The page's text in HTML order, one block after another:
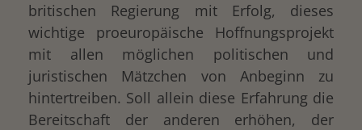
britischen Regierung mit Erfolg, dieses
wichtige proeuropäische Hoffnungsprojekt
mit allen möglichen politischen und
juristischen Mätzchen von Anbeginn zu
hintertreiben. Soll allein diese Erfahrung die
Bereitschaft der anderen erhöhen, der